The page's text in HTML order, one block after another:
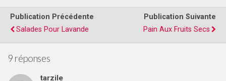
Publication Précédente
Salades Pour Lavande
Publication Suivante
Pain Aux Fruits Secs
9 réponses
tarzile